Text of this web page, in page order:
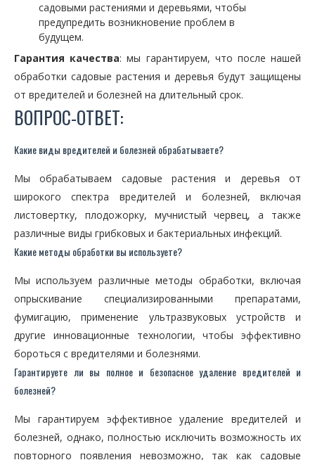
садовыми растениями и деревьями, чтобы
предупредить возникновение проблем в
будущем.
Гарантия качества: мы гарантируем, что после нашей
обработки садовые растения и деревья будут защищены
от вредителей и болезней на длительный срок.
ВОПРОС-ОТВЕТ:
Какие виды вредителей и болезней обрабатываете?
Мы обрабатываем садовые растения и деревья от
широкого спектра вредителей и болезней, включая
листовертку, плодожорку, мучнистый червец, а также
различные виды грибковых и бактериальных инфекций.
Какие методы обработки вы используете?
Мы используем различные методы обработки, включая
опрыскивание специализированными препаратами,
фумигацию, применение ультразвуковых устройств и
другие инновационные технологии, чтобы эффективно
бороться с вредителями и болезнями.
Гарантируете ли вы полное и безопасное удаление вредителей и
болезней?
Мы гарантируем эффективное удаление вредителей и
болезней, однако, полностью исключить возможность их
повторного появления невозможно, так как садовые